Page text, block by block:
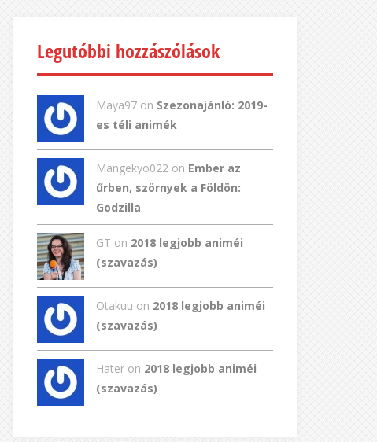
Legutóbbi hozzászólások
Maya97 on Szezonajánló: 2019-
es téli animék
Mangekyo022 on Ember az
űrben, szörnyek a Földön:
Godzilla
GT on 2018 legjobb animéi
(szavazás)
Otakuu on 2018 legjobb animéi
(szavazás)
Hater on 2018 legjobb animéi
(szavazás)